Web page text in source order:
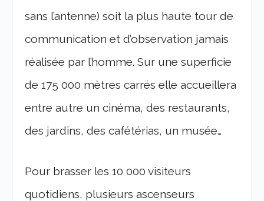
sans l’antenne) soit la plus haute tour de
communication et d’observation jamais
réalisée par l’homme. Sur une superficie
de 175 000 mètres carrés elle accueillera
entre autre un cinéma, des restaurants,
des jardins, des cafétérias, un musée…
Pour brasser les 10 000 visiteurs
quotidiens, plusieurs ascenseurs